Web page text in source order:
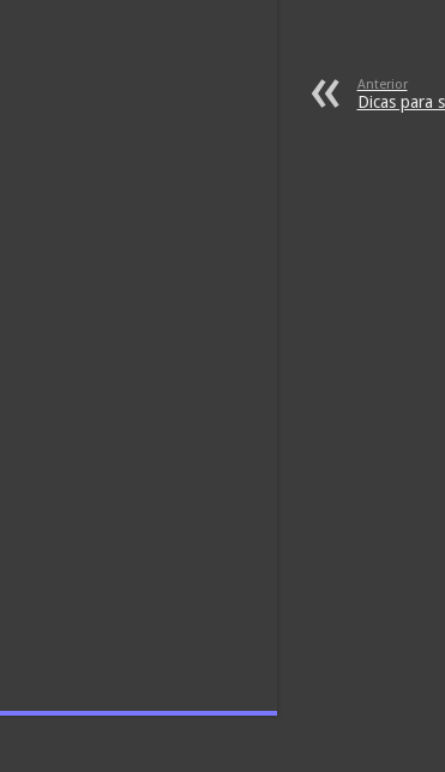
Anterior
Dicas para